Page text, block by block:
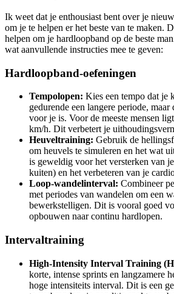
Ik weet dat je enthousiast bent over je
om je te helpen er het beste van te maken.
helpen om je hardloopband op de beste
wat aanvullende instructies mee te geven:
Hardloopband-oefeningen
Tempolopen: Kies een tempo dat je
gedurende een langere periode, maar
voor je is. Voor de meeste mensen
km/h. Dit verbetert je
Heuveltraining: Gebruik de
om heuvels te simuleren en het wat
is geweldig voor het versterken van
kuiten) en het verbeteren van je
Loop-wandelinterval: Combineer
met periodes van wandelen om een
bewerkstelligen. Dit is vooral goed
opbouwen naar continu hardlopen.
Intervaltraining
High-Intensity Interval Training
korte, intense sprints en langzamere
hoge intensiteits interval. Dit is een